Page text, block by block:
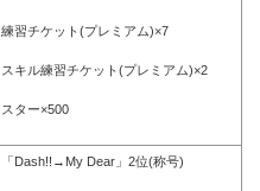
練習チケット(プレミアム)×7
スキル練習チケット(プレミアム)×2
スター×500
「Dash!!→My Dear」2位(称号)